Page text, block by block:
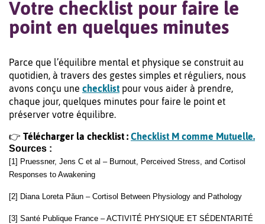
Votre checklist pour faire le
point en quelques minutes
Parce que l’équilibre mental et physique se construit au
quotidien, à travers des gestes simples et réguliers, nous
avons conçu une checklist pour vous aider à prendre,
chaque jour, quelques minutes pour faire le point et
préserver votre équilibre.
👉 Télécharger la checklist : Checklist M comme Mutuelle.
Sources :
[1] Pruessner, Jens C et al – Burnout, Perceived Stress, and Cortisol
Responses to Awakening
[2] Diana Loreta Păun – Cortisol Between Physiology and Pathology
[3] Santé Publique France – ACTIVITÉ PHYSIQUE ET SÉDENTARITÉ